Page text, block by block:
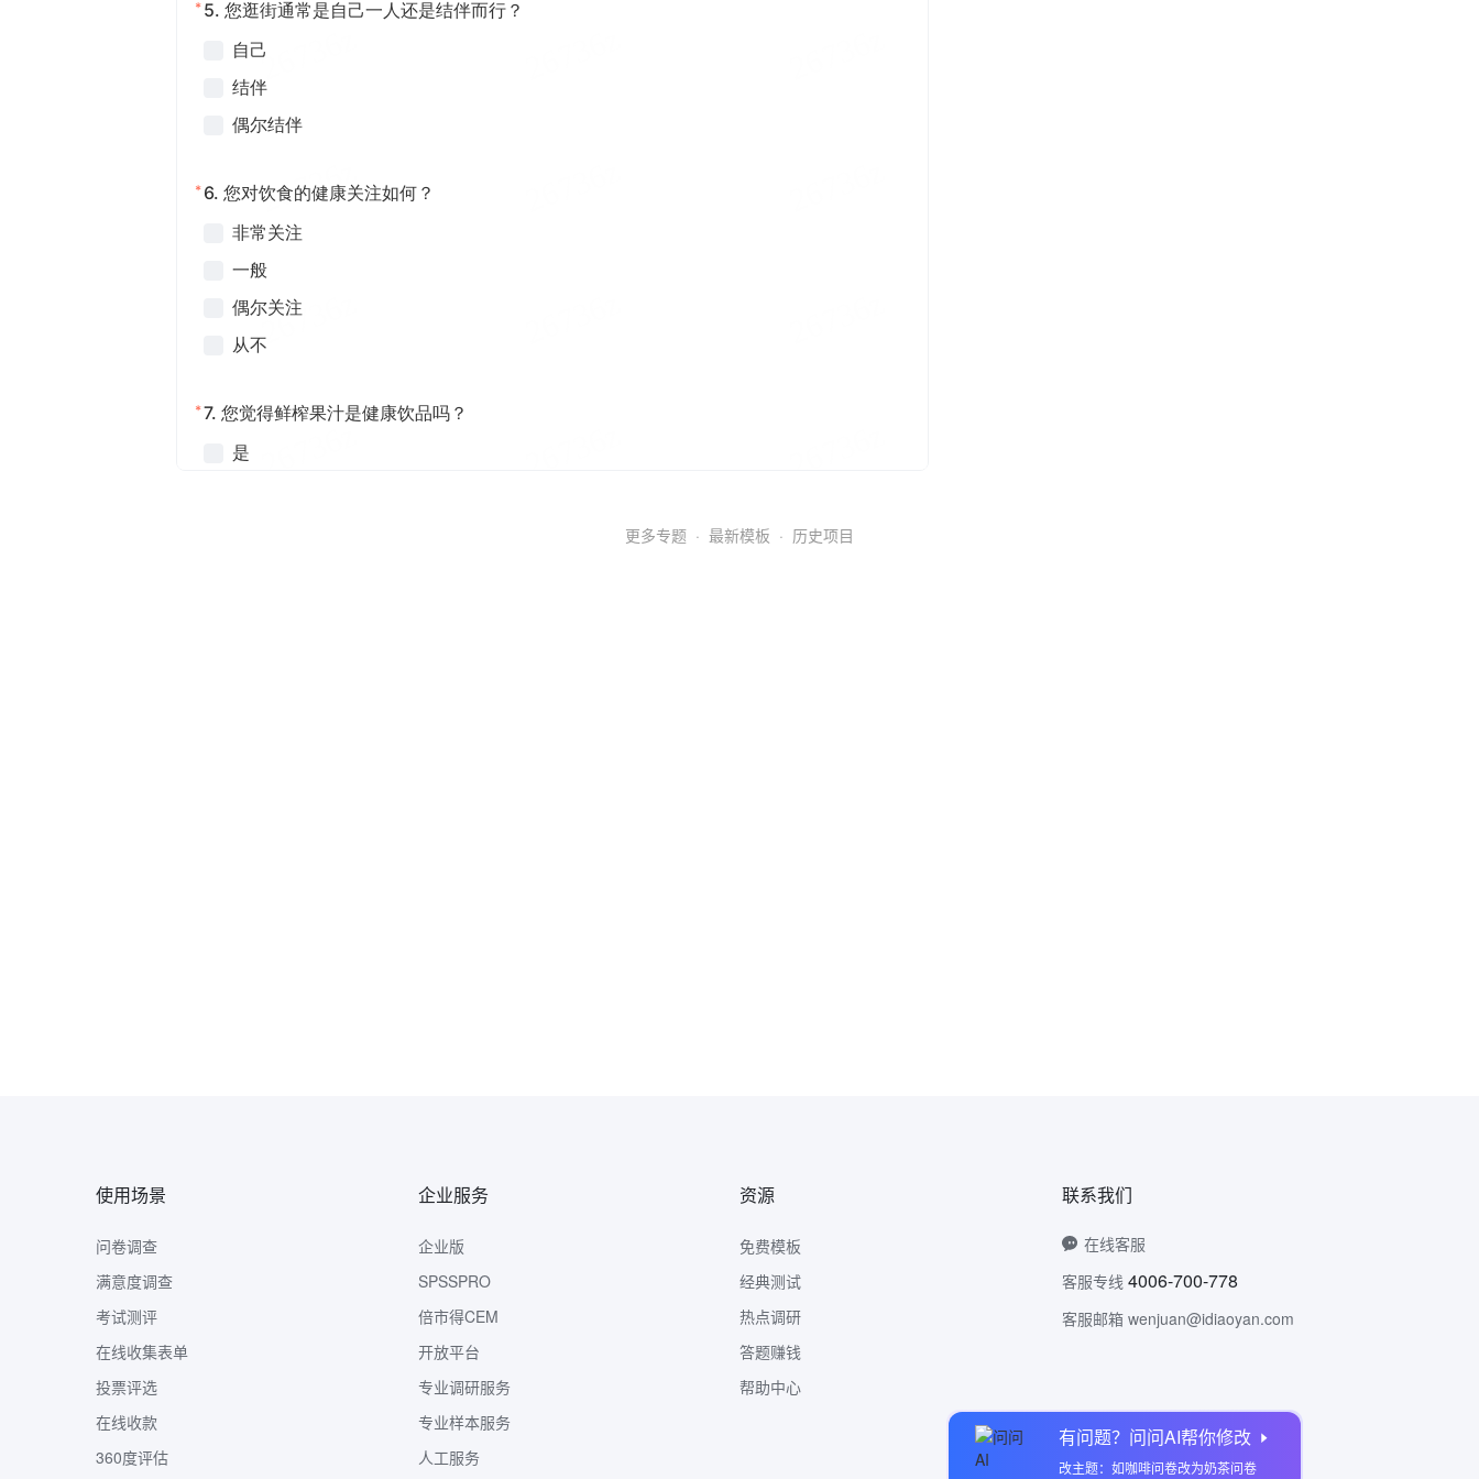
有问题？问问AI帮你修改
改主题：如咖啡问卷改为奶茶问卷
更多专题 · 最新模板 · 历史项目
使用场景
问卷调查
满意度调查
考试测评
在线收集表单
投票评选
在线收款
360度评估
企业服务
企业版
SPSSPRO
倍市得CEM
开放平台
专业调研服务
专业样本服务
人工服务
资源
免费模板
经典测试
热点调研
答题赚钱
帮助中心
联系我们
在线客服
客服专线 4006-700-778
客服邮箱 wenjuan@idiaoyan.com
问卷网公众号